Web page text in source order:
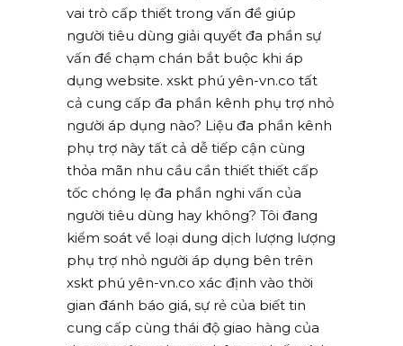
vai trò cấp thiết trong vấn đề giúp
người tiêu dùng giải quyết đa phần sự
vấn đề chạm chán bắt buộc khi áp
dụng website. xskt phú yên-vn.co tất
cả cung cấp đa phần kênh phụ trợ nhỏ
người áp dụng nào? Liệu đa phần kênh
phụ trợ này tất cả dễ tiếp cận cùng
thỏa mãn nhu cầu cần thiết thiết cấp
tốc chóng lẹ đa phần nghi vấn của
người tiêu dùng hay không? Tôi đang
kiểm soát về loại dung dịch lượng lượng
phụ trợ nhỏ người áp dụng bên trên
xskt phú yên-vn.co xác định vào thời
gian đánh báo giá, sự rẻ của biết tin
cung cấp cùng thái độ giao hàng của